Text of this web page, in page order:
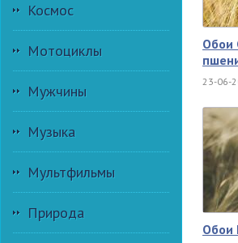
Космос
Мотоциклы
Мужчины
Музыка
Мультфильмы
Природа
Обои
23-06-
Обои